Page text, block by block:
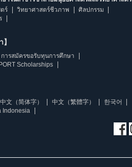
ร์
วิทยาศาสตร์ชีวภาพ
ศิลปกรรม
การสมัครขอรับทุนการศึกษา
Scholarships
中文（简体字） 中文（繁體字）
한국어
Indonesia